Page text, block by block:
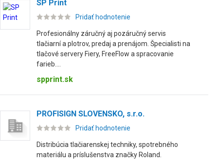
SP Print
Pridať hodnotenie
Profesionálny záručný aj pozáručný servis
tlačiarní a plotrov, predaj a prenájom. Špecialisti na
tlačové servery Fiery, FreeFlow a spracovanie
farieb....
spprint.sk
PROFISIGN SLOVENSKO, s.r.o.
Pridať hodnotenie
Distribúcia tlačiarenskej techniky, spotrebného
materiálu a príslušenstva značky Roland.